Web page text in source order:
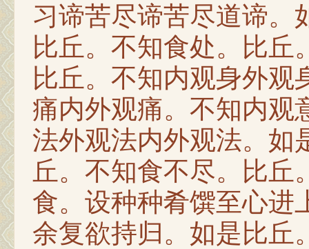
习谛苦尽谛苦尽道谛。
比丘。不知食处。比丘
比丘。不知内观身外观
痛内外观痛。不知内观
法外观法内外观法。如
丘。不知食不尽。比丘
食。设种种肴馔至心进
余复欲持归。如是比丘